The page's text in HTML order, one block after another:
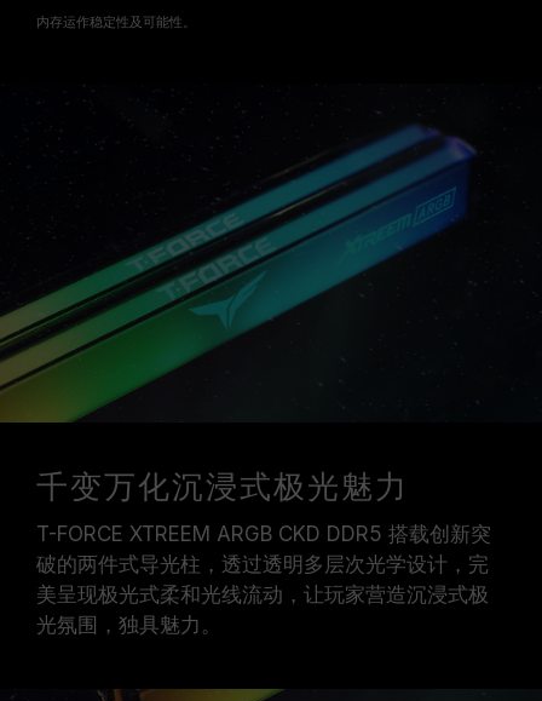
内存运作稳定性及可能性。
千变万化沉浸式极光魅力
T-FORCE XTREEM ARGB CKD DDR5 搭载创新突
破的两件式导光柱，透过透明多层次光学设计，完
美呈现极光式柔和光线流动，让玩家营造沉浸式极
光氛围，独具魅力。